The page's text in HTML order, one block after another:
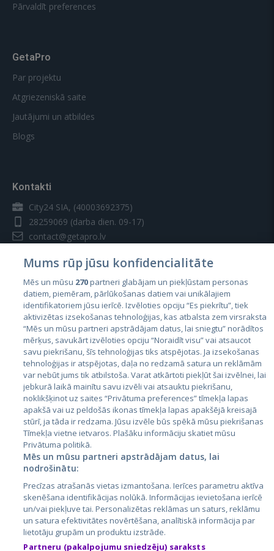
Pārvaldīt preferences
GetaPro
Par projektu
Atgriezeniskā saite
Jautājumi un atbildes
Blogs
Kontakti
City24 SIA, (40003692375)
28259069 (darba dien. 09-17)
contact@getapro.lv
Valstis
Igaunija
Latvija
Lietuva
City24.lv
City24.ee
GetaPro.lv
GetaPro.ee
Skelbiu.lt
CVbankas.lt
Kainos.lt
Paslaugos.lt
auto24.ee
Mums rūp jūsu konfidencialitāte
Mēs un mūsu 270partneri glabājam un piekļūstam personas
datiem, piemēram, pārlūkošanas datiem vai unikālajiem
identifikatoriem jūsu ierīcē. Izvēloties opciju “Es piekrītu”, tiek
aktivizētas izsekošanas tehnoloģijas, kas atbalsta zem virsraksta
“Mēs un mūsu partneri apstrādājam datus, lai sniegtu” norādītos
mērķus, savukārt izvēloties opciju “Noraidīt visu” vai atsaucot
savu piekrišanu, šīs tehnoloģijas tiks atspējotas. Ja izsekošanas
tehnoloģijas ir atspējotas, daļa no redzamā satura un reklāmām
var nebūt jums tik atbilstoša. Varat atkārtoti piekļūt šai izvēlnei, lai
jebkurā laikā mainītu savu izvēli vai atsauktu piekrišanu,
noklikšķinot uz saites “Privātuma preferences” tīmekļa lapas
apakšā vai uz peldošās ikonas tīmekļa lapas apakšējā kreisajā
stūrī, ja tāda ir redzama. Jūsu izvēle būs spēkā mūsu piekrišanas
Tīmekļa vietne ietvaros. Plašāku informāciju skatiet mūsu
Privātuma politikā.
Mēs un mūsu partneri apstrādājam datus, lai
nodrošinātu:
Precīzas atrašanās vietas izmantošana. Ierīces parametru aktīva
skenēšana identifikācijas nolūkā. Informācijas ievietošana ierīcē
un/vai piekļuve tai. Personalizētas reklāmas un saturs, reklāmu
un satura efektivitātes novērtēšana, analītiskā informācija par
lietotāju grupām un produktu izstrāde.
Partneru (pakalpojumu sniedzēju) saraksts